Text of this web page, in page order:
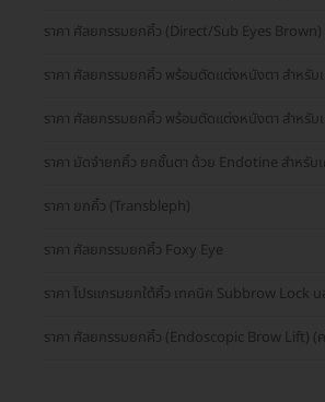
ราคา ศัลยกรรมยกคิ้ว (Direct/Sub Eyes Brown)
ราคา ศัลยกรรมยกคิ้ว พร้อมตัดแต่งหนังตา สำหรับ
ราคา ศัลยกรรมยกคิ้ว พร้อมตัดแต่งหนังตา สำหรับ
ราคา มัดจำยกคิ้ว ยกชั้นตา ด้วย Endotine สำหรับ
ราคา ยกคิ้ว (Transbleph)
ราคา ศัลยกรรมยกคิ้ว Foxy Eye
ราคา โปรแกรมยกใต้คิ้ว เทคนิค Subbrow Lock
ราคา ศัลยกรรมยกคิ้ว (Endoscopic Brow Lift) (